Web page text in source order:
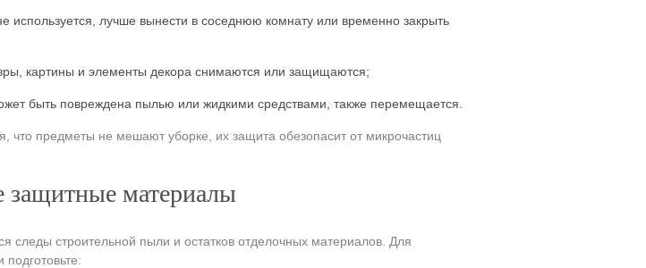
используется, лучше вынести в соседнюю комнату или временно закрыть
картины и элементы декора снимаются или защищаются;
быть повреждена пылью или жидкими средствами, также перемещается.
что предметы не мешают уборке, их защита обезопасит от микрочастиц
защитные материалы
следы строительной пыли и остатков отделочных материалов. Для